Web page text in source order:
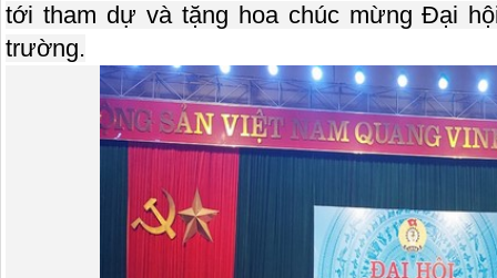
tới tham dự và tặng hoa chúc mừng Đại
trường.